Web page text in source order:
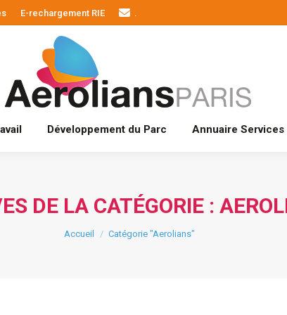
E-rechargement RIE .
Développement du Parc Annuaire Services
DE LA CATÉGORIE :
Vous êtes ici :
Accueil Catégorie "Aerolians"
Bien-être au travail